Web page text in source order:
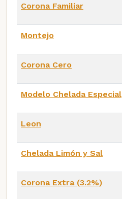
Corona Familiar
Montejo
Corona Cero
Modelo Chelada Especial
Leon
Chelada Limón y Sal
Corona Extra (3.2%)